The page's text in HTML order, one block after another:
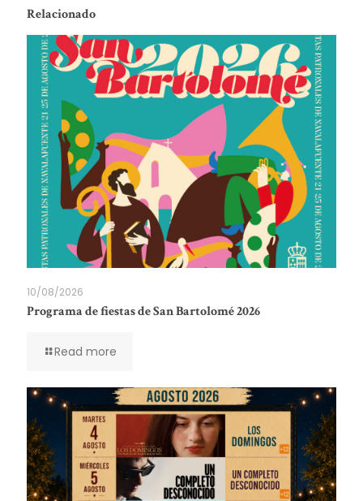
Relacionado
10/08/2026
Programa de fiestas de San Bartolomé 2026
Read more